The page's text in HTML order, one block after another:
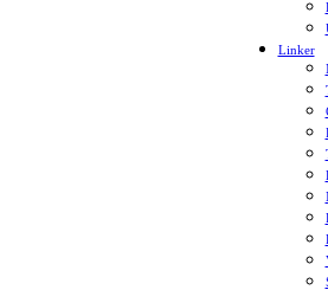
Linker